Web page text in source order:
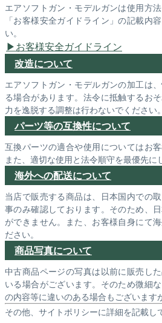
エアソフトガン・モデルガンは使用方
「お客様安全ガイドライン」の記載内
い。
お客様安全ガイドライン
改造について
エアソフトガン・モデルガンの加工は
る場合があります。法令に抵触するお
力を逸脱する調整は行わないでください。
パーツ等の互換性について
互換パーツの適合や使用についてはお
また、適切な使用と法令順守を最優先に
海外への配送について
当店で販売する商品は、日本国内での
事のみ確認しております。そのため、
ができません。また、お客様自身にて
ださい。
商品写真について
中古商品ページの写真は以前に販売し
いる場合がございます。そのため微細
の内容等に違いのある場合もございます
その他、サイトポリシーに詳細を記載し